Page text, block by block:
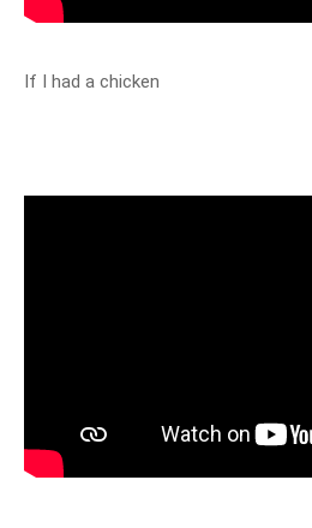
If I had a chicken